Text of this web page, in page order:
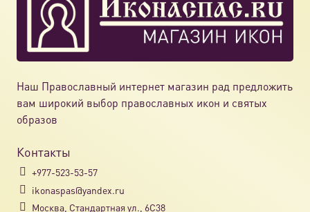
Наш Православный интернет магазин рад предложить
вам широкий выбор православных икон и святых
образов
Контакты
+977-523-53-57
ikonaspas@yandex.ru
Москва, Стандартная ул., 6С38